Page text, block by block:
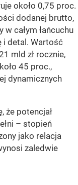
około 0,75 proc.
dodanej brutto,
całym łańcuchu
detal. Wartość
mld zł rocznie,
45 proc.,
dynamicznych
że potencjał
– stopień
jako relacja
zaledwie